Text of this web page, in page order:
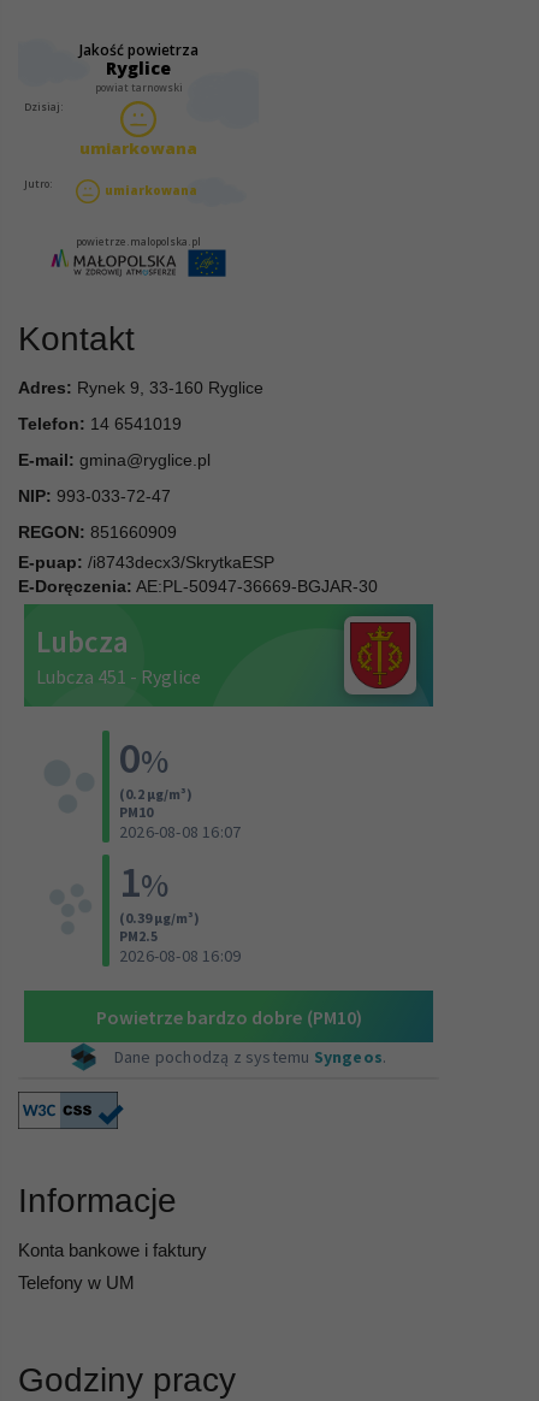
Kontakt
Adres: Rynek 9, 33-160 Ryglice
Telefon: 14 6541019
E-mail: gmina@ryglice.pl
NIP: 993-033-72-47
REGON: 851660909
E-puap: /i8743decx3/SkrytkaESP
E-Doręczenia: AE:PL-50947-36669-BGJAR-30
Informacje
Konta bankowe i faktury
Telefony w UM
Godziny pracy